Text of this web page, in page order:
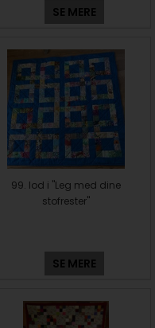
SE MERE
99. lod i "Leg med dine
stofrester"
SE MERE